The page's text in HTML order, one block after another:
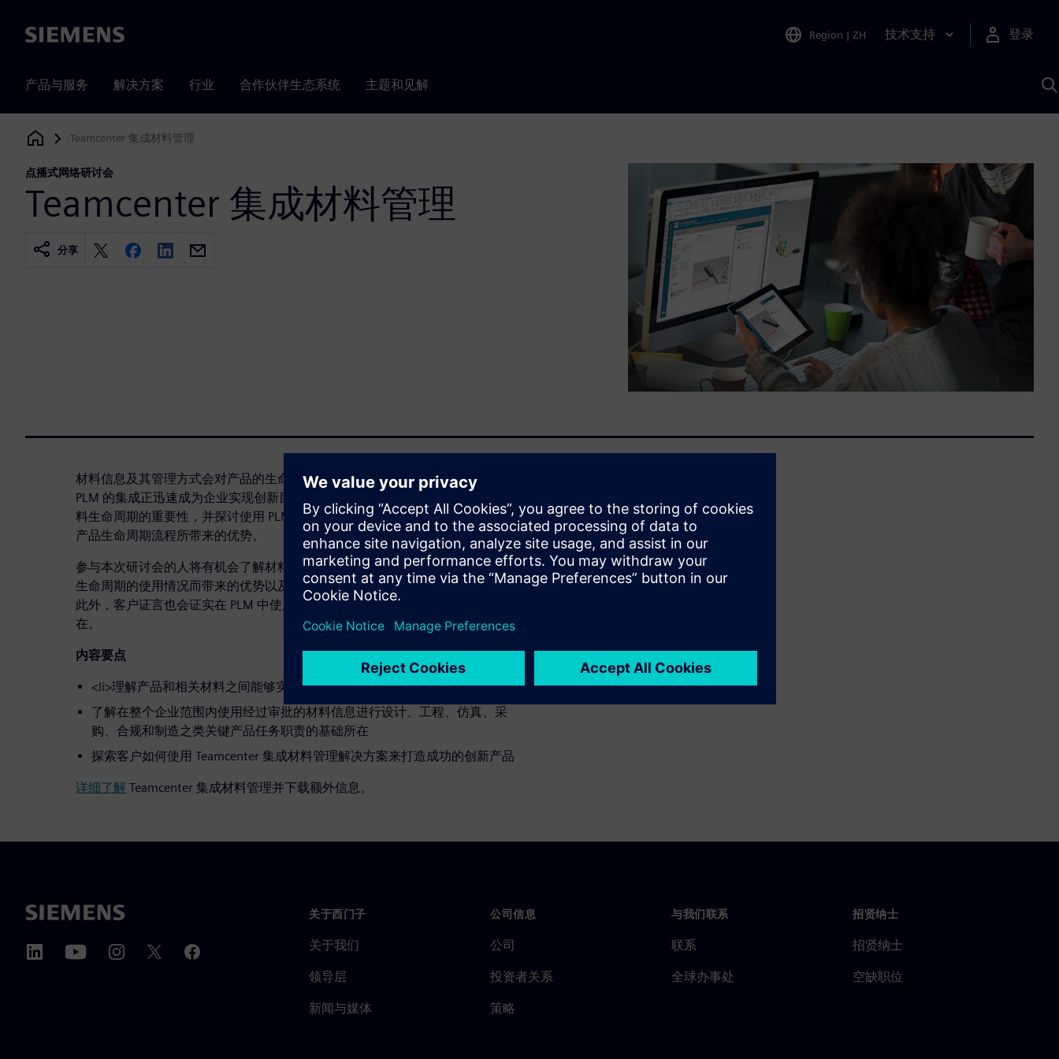
Siemens Region | ZH 技术支持 登录
产品与服务 解决方案 行业 合作伙伴生态系统 主题和见解
Siemens Digital Industries Software
Teamcenter 集成材料管理
点播式网络研讨会
Teamcenter 集成材料管理
分享
材料信息及其管理方式会对产品的生命周期产生深远影响，而材料数据管理与
PLM 的集成正迅速成为企业实现创新目标的要素。本次演示将介绍全面管理材
料生命周期的重要性，并探讨使用 PLM 基础框架将材料数据、工艺和分配嵌入
产品生命周期流程所带来的优势。
参与本次研讨会的人将有机会了解材料数据管理的重要性、验证材料在整个产品
生命周期的使用情况而带来的优势以及在设计创新产品时考虑材料的典范做法。
此外，客户证言也会证实在 PLM 中使用 Teamcenter 进行材料数据管理的优势所
在。
内容要点
<li>理解产品和相关材料之间能够实现可靠同步的重要性
了解在整个企业范围内使用经过审批的材料信息进行设计、工程、仿真、采
购、合规和制造之类关键产品任务职责的基础所在
探索客户如何使用 Teamcenter 集成材料管理解决方案来打造成功的创新产品
详细了解 Teamcenter 集成材料管理并下载额外信息。
关于西门子
关于我们
领导层
新闻与媒体
公司信息
公司
投资者关系
策略
与我们联系
联系
全球办事处
招贤纳士
招贤纳士
空缺职位